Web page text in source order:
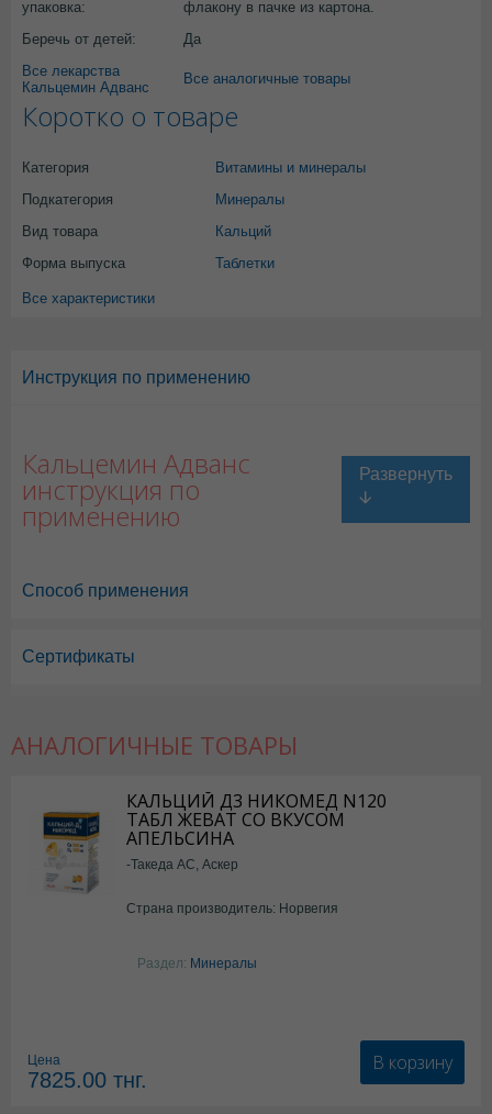
упаковка:
флакону в пачке из картона.
Беречь от детей:
Да
Все лекарства
Кальцемин Адванс
Все аналогичные товары
Коротко о товаре
Категория
Витамины и минералы
Подкатегория
Минералы
Вид товара
Кальций
Форма выпуска
Таблетки
Все характеристики
Инструкция по применению
Кальцемин Адванс
инструкция по
применению
Способ применения
Сертификаты
АНАЛОГИЧНЫЕ ТОВАРЫ
КАЛЬЦИЙ Д3 НИКОМЕД N120
ТАБЛ ЖЕВАТ СО ВКУСОМ
АПЕЛЬСИНА
-Такеда АС, Аскер
Страна производитель: Норвегия
Раздел: Минералы
Цена
7825.00 тнг.
В корзину